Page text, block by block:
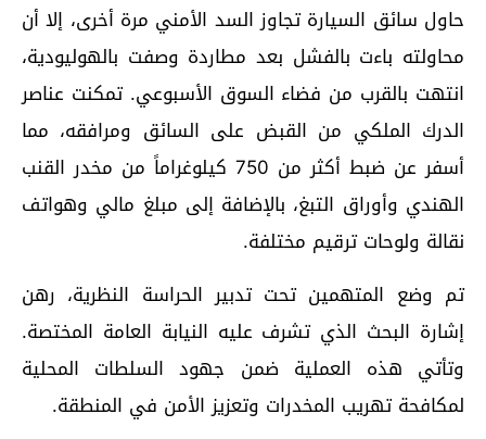
حاول سائق السيارة تجاوز السد الأمني مرة أخرى، إلا أن
محاولته باءت بالفشل بعد مطاردة وصفت بالهوليودية،
انتهت بالقرب من فضاء السوق الأسبوعي. تمكنت عناصر
الدرك الملكي من القبض على السائق ومرافقه، مما
أسفر عن ضبط أكثر من 750 كيلوغراماً من مخدر القنب
الهندي وأوراق التبغ، بالإضافة إلى مبلغ مالي وهواتف
نقالة ولوحات ترقيم مختلفة.
تم وضع المتهمين تحت تدبير الحراسة النظرية، رهن
إشارة البحث الذي تشرف عليه النيابة العامة المختصة.
وتأتي هذه العملية ضمن جهود السلطات المحلية
لمكافحة تهريب المخدرات وتعزيز الأمن في المنطقة.